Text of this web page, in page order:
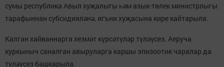
сумы республика Авыл хуҗалыгы һәм азык-төлек министрлыгы
тарафыннан субсидияләнә, ягъни хуҗасына кире кайтарыла.
Калган хайваннарга хезмәт күрсәтүләр түләүсез. Аеруча
куркыныч саналган авыруларга каршы эпизоотик чаралар да
түләүсез башкарыла.